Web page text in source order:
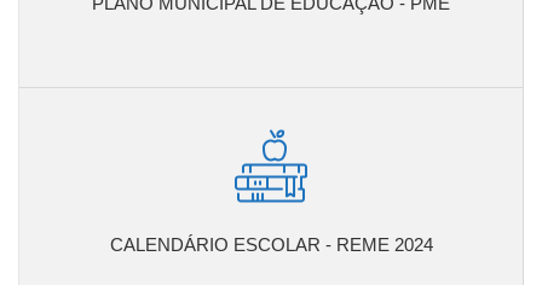
CALENDÁRIO ESCOLAR - REME 2024